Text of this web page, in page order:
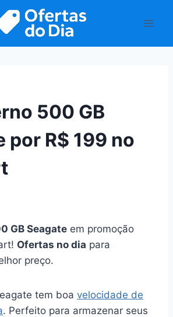
500 GB
por R$ 199 no
GB Seagate em promoção
Ofertas no dia para
preço.
tem boa velocidade de
. Perfeito para armazenar seus